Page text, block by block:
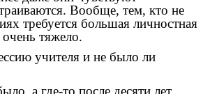
Вообще, тем, кто не
требуется большая личностная
очень тяжело.
учителя и не было ли
а где-то после десяти лет